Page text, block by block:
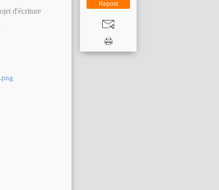
d'écriture
Repost